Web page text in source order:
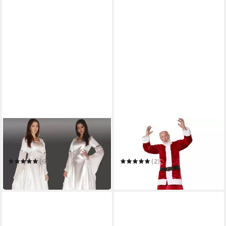
MAYLYNN
Engel-Kostüm Mittelalter
Kostüm Engel Elfe Kleid
Gewand (6)
39,90 €
in 4-5 Werktagen bei dir
DRESSFORFUN
Engel-Kostüm
Himmelsbote/Heilige, in
dunkelrot, Gr. XXL, 3-tlg.
(2)
in 2-3 Werktagen bei dir